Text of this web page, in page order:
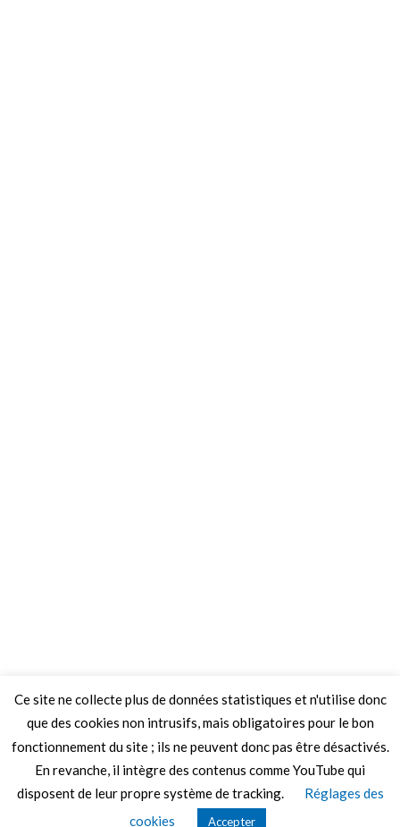
Ce site ne collecte plus de données statistiques et n'utilise donc
que des cookies non intrusifs, mais obligatoires pour le bon
fonctionnement du site ; ils ne peuvent donc pas être désactivés.
En revanche, il intègre des contenus comme YouTube qui
disposent de leur propre système de tracking.
Réglages des
cookies
Accepter